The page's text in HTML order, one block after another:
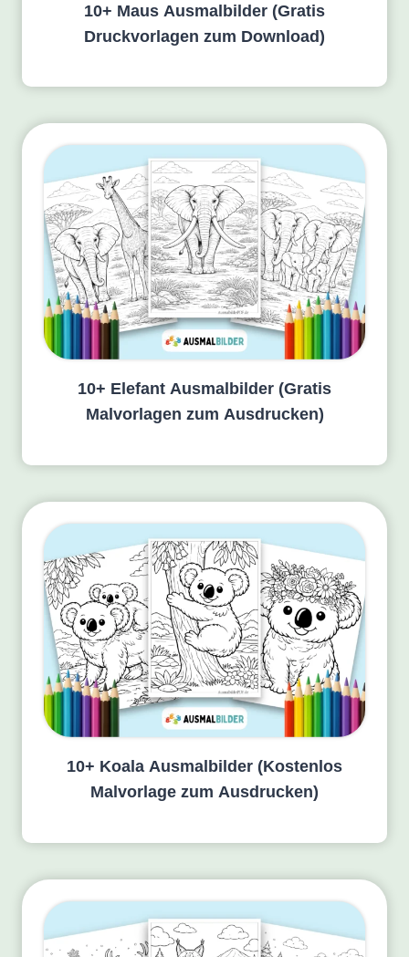
10+ Maus Ausmalbilder (Gratis
Druckvorlagen zum Download)
10+ Elefant Ausmalbilder (Gratis
Malvorlagen zum Ausdrucken)
10+ Koala Ausmalbilder (Kostenlos
Malvorlage zum Ausdrucken)